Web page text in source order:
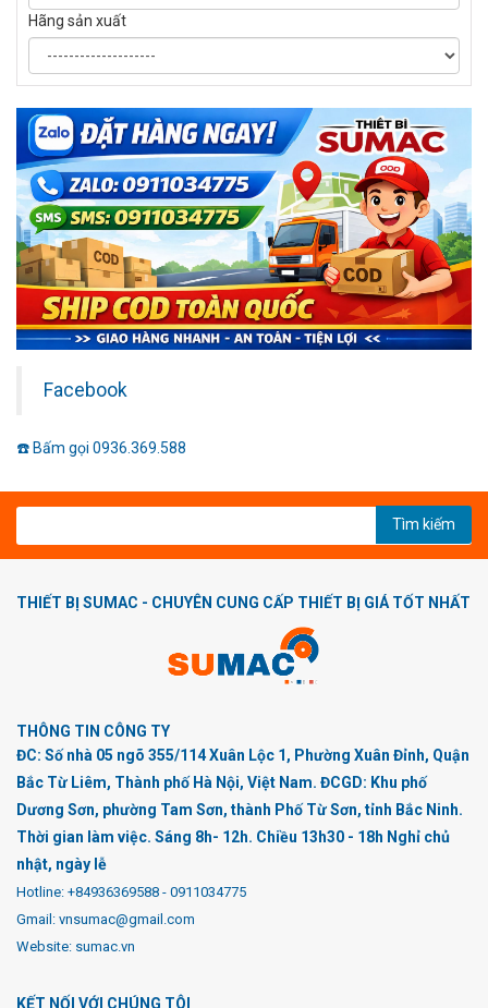
Hãng sản xuất
Facebook
☎️ Bấm gọi 0936.369.588
Tìm kiếm
THIẾT BỊ SUMAC - CHUYÊN CUNG CẤP THIẾT BỊ GIÁ TỐT NHẤT
THÔNG TIN CÔNG TY
ĐC: Số nhà 05 ngõ 355/114 Xuân Lộc 1, Phường Xuân Đỉnh, Quận
Bắc Từ Liêm, Thành phố Hà Nội, Việt Nam. ĐCGD: Khu phố
Dương Sơn, phường Tam Sơn, thành Phố Từ Sơn, tỉnh Bắc Ninh.
Thời gian làm việc. Sáng 8h- 12h. Chiều 13h30 - 18h Nghỉ chủ
nhật, ngày lễ
Hotline: +84936369588 - 0911034775
Gmail: vnsumac@gmail.com
Website: sumac.vn
KẾT NỐI VỚI CHÚNG TÔI